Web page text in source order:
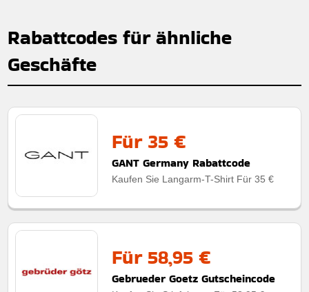
Rabattcodes für ähnliche
Geschäfte
Für 35 €
GANT Germany Rabattcode
Kaufen Sie Langarm-T-Shirt Für 35 €
Für 58,95 €
Gebrueder Goetz Gutscheincode